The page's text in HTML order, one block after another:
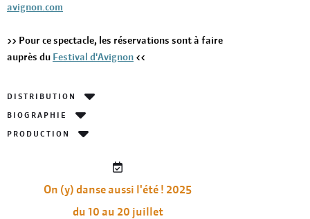
avignon.com
>> Pour ce spectacle, les réservations sont à faire
auprès du Festival d'Avignon <<
DISTRIBUTION
BIOGRAPHIE
PRODUCTION
On (y) danse aussi l'été ! 2025
du 10 au 20 juillet